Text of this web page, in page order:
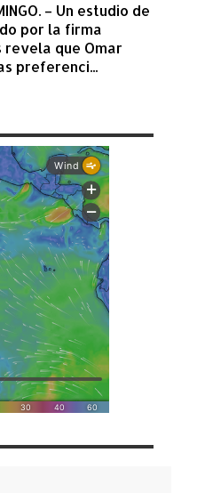
– Un estudio de
por la firma
revela que Omar
preferenci...